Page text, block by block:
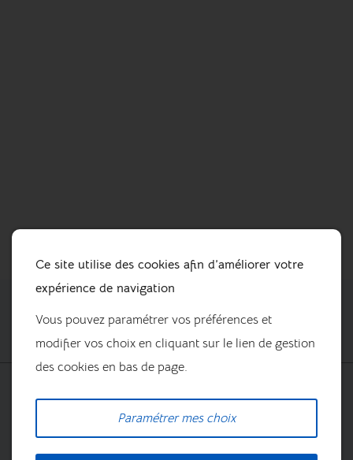
La boutique
Ce site utilise des cookies afin d’améliorer votre
expérience de navigation
Vous pouvez paramétrer vos préférences et
modifier vos choix en cliquant sur le lien de gestion
des cookies en bas de page.
Paramétrer mes choix